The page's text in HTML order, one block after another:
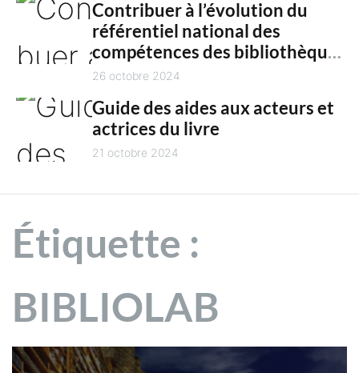
Contribuer à l’évolution du
référentiel national des
compétences des bibliothèques
territoriales
26 octobre 2024
Guide des aides aux acteurs et
actrices du livre
21 octobre 2024
Étiquette :
BIBLIOLAB